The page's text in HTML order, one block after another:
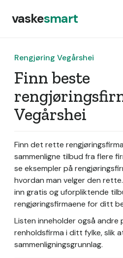
vaskesmart
Rengjøring Vegårshei
Finn beste
Vegårshei
Finn det rette
sammenligne tilbud fra flere
se eksempler på
hvordan man velger den
inn gratis og uforpliktende
rengjøringsfirmaene for ditt
Listen inneholder også
renholdsfirma i ditt fylke, slik
sammenligningsgrunnlag.